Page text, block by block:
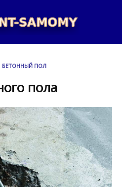
БЕТОННЫЙ ПОЛ
пола